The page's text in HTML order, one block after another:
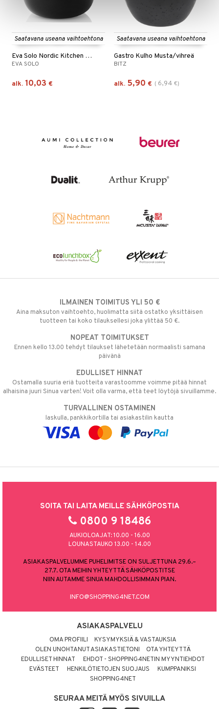
Saatavana useana vaihtoehtona
Eva Solo Nordic Kitchen Kulho
EVA SOLO
alk. 10,03 €
Saatavana useana vaihtoehtona
Gastro Kulho Musta/vihreä
BITZ
alk. 5,90 € ( 6,94 €)
ILMAINEN TOIMITUS YLI 50 €
Aina maksuton vaihtoehto, huolimatta siitä ostatko yksittäisen
tuotteen tai koko tilauksellesi joka ylittää 50 €.
NOPEAT TOIMITUKSET
Ennen kello 13.00 tehdyt tilaukset lähetetään normaalisti samana
päivänä
EDULLISET HINNAT
Ostamalla suuria eriä tuotteita varastoomme voimme pitää hinnat
alhaisina juuri Sinua varten! Voit olla varma, että teet löytöjä sivuillamme.
TURVALLINEN OSTAMINEN
laskulla, pankkikortilla tai asiakastilin kautta
SOITA TAI LAITA MEILLE SÄHKÖPOSTIA
0800 9 18486
AUKIOLOAJAT: 10.00 - 16.00
LOUNASTAUKO 13.00 - 14.00
ASIAKASPALVELUMME PUHELIMITSE ON SULJETTUNA 29.6.–
27.7. OTA MEIHIN YHTEYTTÄ SÄHKÖPOSTITSE
NIIN AUTAMME SINUA MAHDOLLISIMMAN PIAN.
INFO@SHOPPING4NET.COM
ASIAKASPALVELU
OMA PROFIILI
KYSYMYKSIÄ & VASTAUKSIA
OLEN UNOHTANUT ASIAKASTIETONI
OTA YHTEYTTÄ
EDULLISET HINNAT
EHDOT - SHOPPING4NETIN MYYNTIEHDOT
EVÄSTEET
HENKILÖTIETOJEN SUOJAUS
KUMPPANIKSI
SHOPPING4NET
SEURAA MEITÄ MYÖS SIVUILLA